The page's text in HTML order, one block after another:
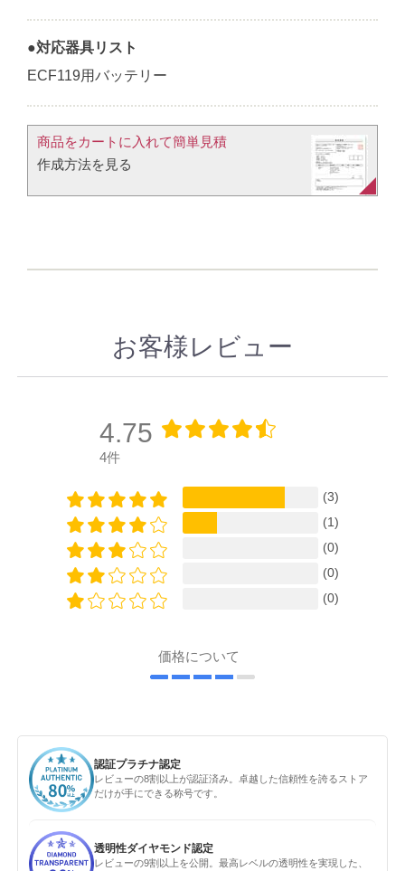
●対応器具リスト
ECF119用バッテリー
商品をカートに入れて簡単見積​
作成方法を見る​​
お客様レビュー
4.75
4件
(3)
(1)
(0)
(0)
(0)
価格について
認証プラチナ認定
レビューの8割以上が認証済み。卓越した信頼性を誇るストア
だけが手にできる称号です。
透明性ダイヤモンド認定
レビューの9割以上を公開。最高レベルの透明性を実現した、